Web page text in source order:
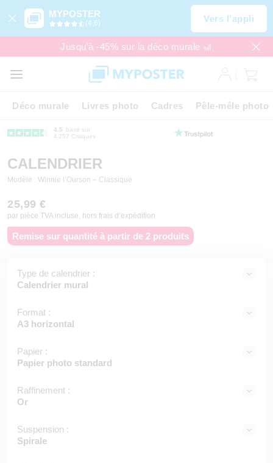
MYPOSTER
(4,6) Vers l’appli
Jusqu'à -45% sur la déco murale 🎢
Déco murale Livres photo Cadres Pêle-mêle photo
4.5
basé sur
4 257 Critiques
CALENDRIER
Modèle : Winnie l’Ourson – Classique
25,99 €
par pièce TVA incluse, hors frais d’expédition
Remise sur quantité à partir de 2 produits
Type de calendrier :
Calendrier mural
Format :
A3 horizontal
Papier :
Papier photo standard
Raffinement :
Or
Suspension :
Spirale